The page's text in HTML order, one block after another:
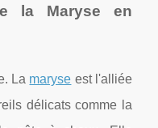
la Maryse en
La maryse est l'alliée
délicats comme la